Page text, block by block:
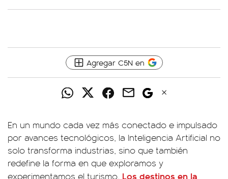
Agregar C5N en
En un mundo cada vez más conectado e impulsado
por avances tecnológicos, la Inteligencia Artificial no
solo transforma industrias, sino que también
redefine la forma en que exploramos y
experimentamos el turismo. Los destinos en la